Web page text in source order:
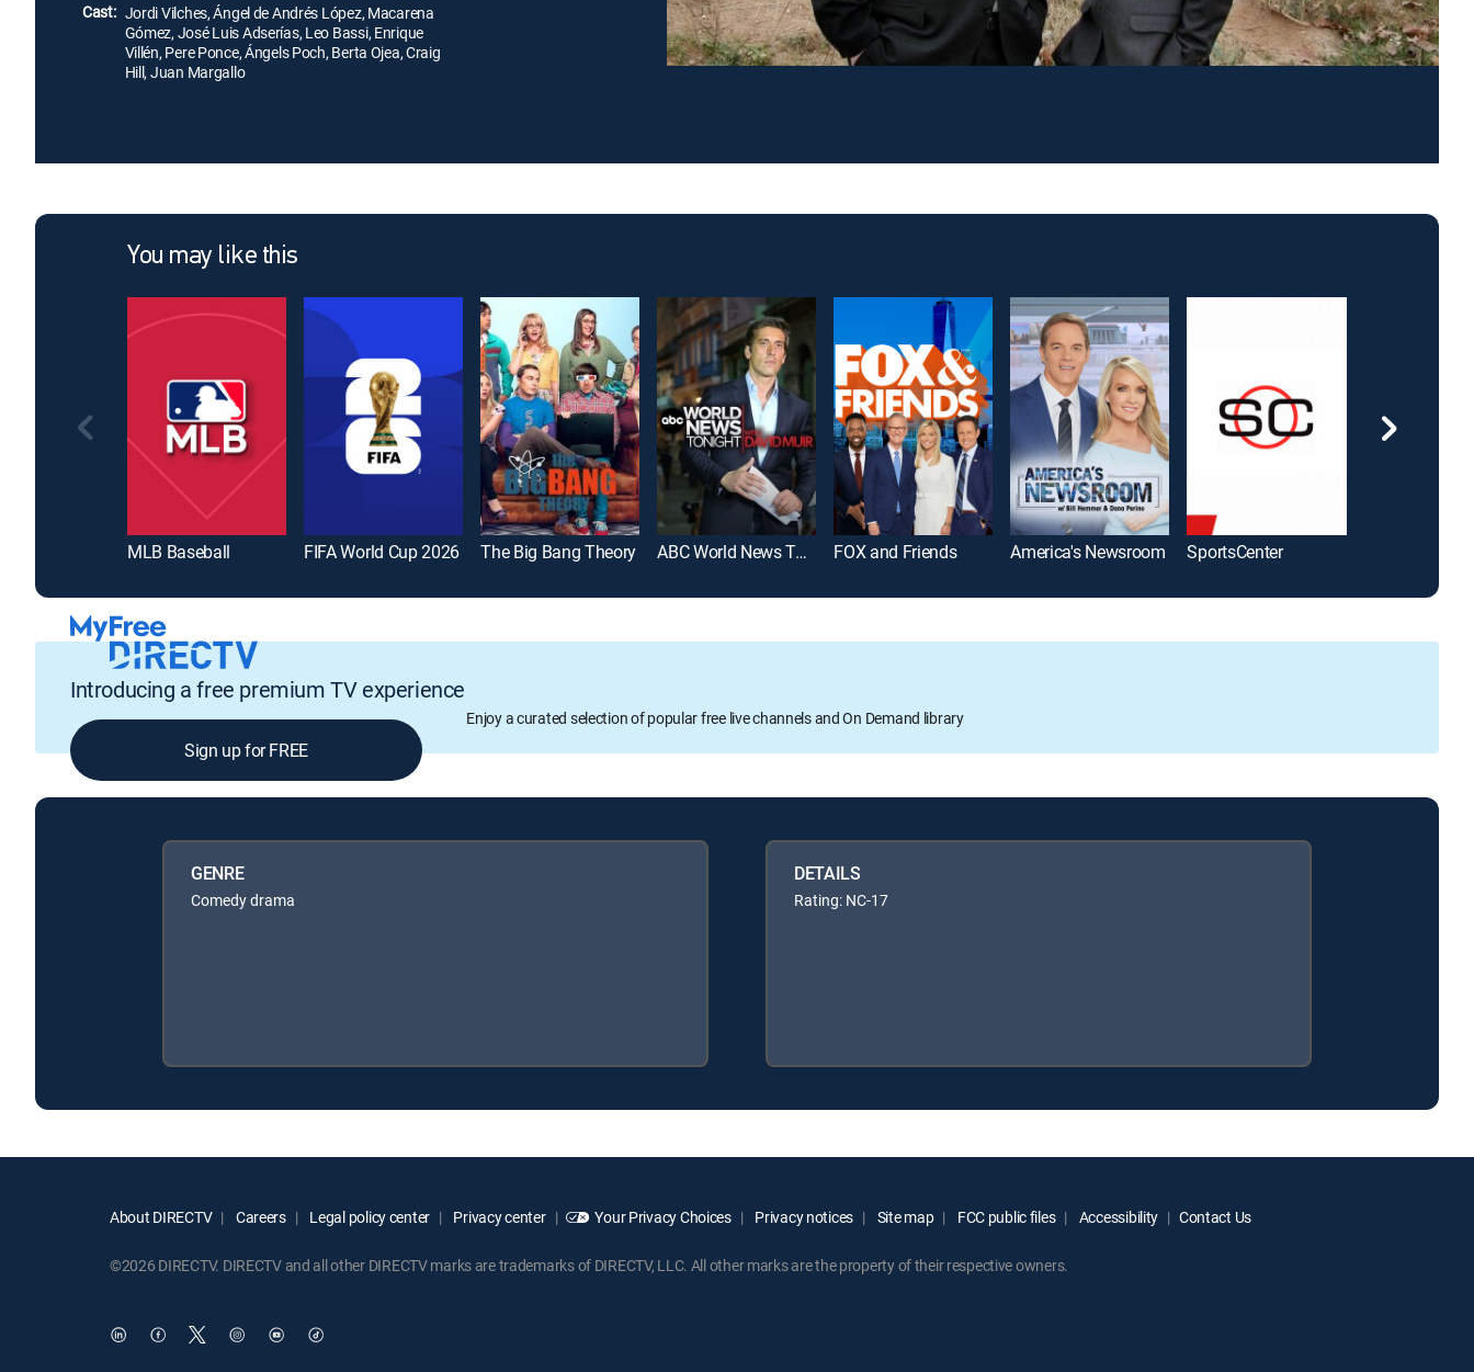
cuerpos, lo que les ha preparado para un viaje a
Júpiter.
Cast: Jordi Vilches, Ángel de Andrés López, Macarena
Gómez, José Luis Adserías, Leo Bassi, Enrique
Villén, Pere Ponce, Ángels Poch, Berta Ojea, Craig
Hill, Juan Margallo
You may like this
MLB Baseball FIFA World Cup 2026 The Big Bang Theory ABC World News Tonight With David Muir FOX and Friends America's Newsroom SportsCenter
Introducing a free premium TV experience
Enjoy a curated selection of popular free live channels and On Demand library
Sign up for FREE
GENRE
Comedy drama
DETAILS
Rating: NC-17
About DIRECTV Careers Legal policy center Privacy center Your Privacy Choices Privacy notices Site map FCC public files Accessibility Contact Us
©2026 DIRECTV. DIRECTV and all other DIRECTV marks are trademarks of DIRECTV, LLC. All other marks are the property of their respective owners.